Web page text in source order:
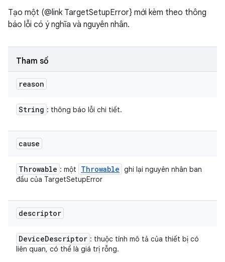
Tạo một (@link TargetSetupError} mới kèm theo thông
báo lỗi có ý nghĩa và nguyên nhân.
Tham số
reason
String : thông báo lỗi chi tiết.
cause
Throwable : một Throwable ghi lại nguyên nhân ban
đầu của TargetSetupError
descriptor
DeviceDescriptor : thuộc tính mô tả của thiết bị có
liên quan, có thể là giá trị rỗng.